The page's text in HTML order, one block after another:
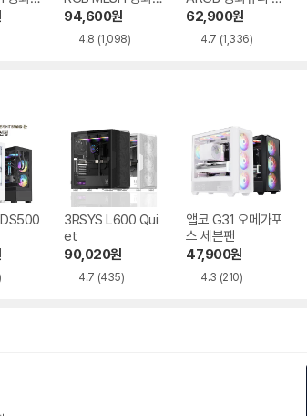
리 블랙
94,600원
4.8 (1,098)
랙
62,900원
4.7 (1,336)
3RSYS L600 Qui
et
90,020원
4.7 (435)
앱코 G31 오메가포
스 세븐팬
47,900원
4.3 (210)